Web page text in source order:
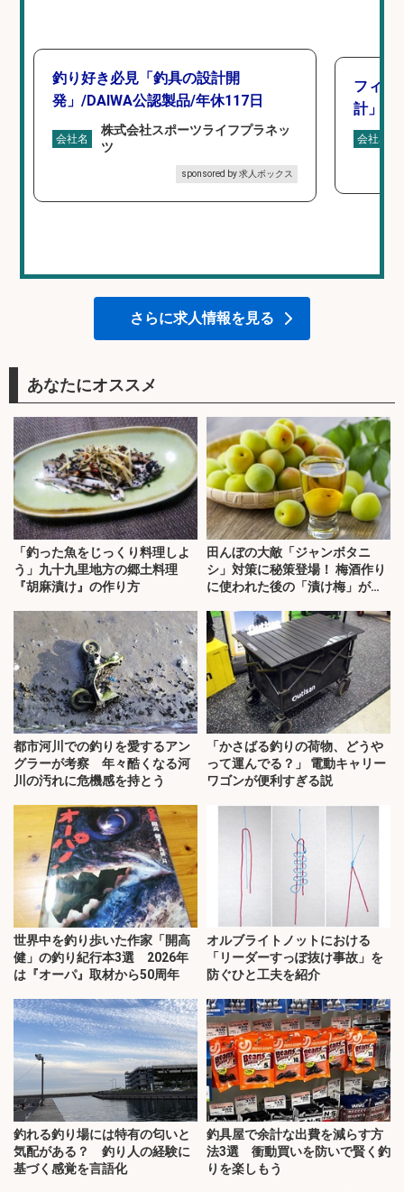
釣り好き必見「釣具の設計開
発」/DAIWA公認製品/年休117日
会社名
株式会社スポーツライフプラネッ
ツ
sponsored by 求人ボックス
フィッ
計」
会社名
さらに求人情報を見る
あなたにオススメ
「釣った魚をじっくり料理しよ
う」九十九里地方の郷土料理
『胡麻漬け』の作り方
田んぼの大敵「ジャンボタニ
シ」対策に秘策登場！ 梅酒作り
に使われた後の「漬け梅」が効
都市河川での釣りを愛するアン
グラーが考察 年々酷くなる河
川の汚れに危機感を持とう
「かさばる釣りの荷物、どうや
って運んでる？」 電動キャリー
ワゴンが便利すぎる説
世界中を釣り歩いた作家「開高
健」の釣り紀行本3選 2026年
は『オーパ』取材から50周年
オルブライトノットにおける
「リーダーすっぽ抜け事故」を
防ぐひと工夫を紹介
釣れる釣り場には特有の匂いと
気配がある？ 釣り人の経験に
基づく感覚を言語化
釣具屋で余計な出費を減らす方
法3選 衝動買いを防いで賢く釣
りを楽しもう